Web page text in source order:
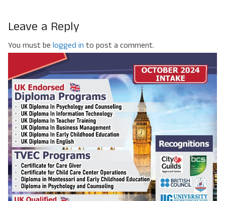
Leave a Reply
You must be logged in to post a comment.